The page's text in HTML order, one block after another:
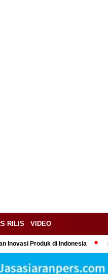
RILIS VIDEO
Inovasi Produk di Indonesia